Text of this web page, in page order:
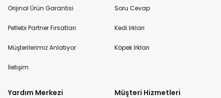
Orijinal Ürün Garantisi
Petlebi Partner Fırsatları
Müşterilerimiz Anlatıyor
İletişim
Soru Cevap
Kedi Irkları
Köpek Irkları
Yardım Merkezi Müşteri Hizmetleri